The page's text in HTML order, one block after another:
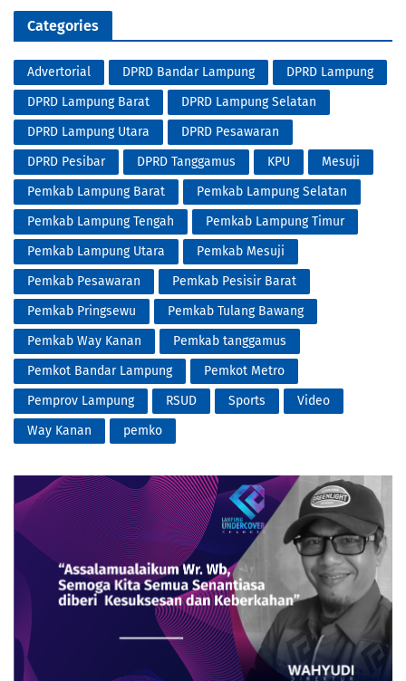
Categories
Advertorial DPRD Bandar Lampung
DPRD Lampung
DPRD Lampung Barat
DPRD Lampung Selatan
DPRD Lampung Utara
DPRD Pesawaran
DPRD Pesibar
DPRD Tanggamus KPU
Mesuji
Pemkab Lampung Barat
Pemkab Lampung Selatan
Pemkab Lampung Tengah
Pemkab Lampung Timur
Pemkab Lampung Utara
Pemkab Mesuji
Pemkab Pesawaran
Pemkab Pesisir Barat
Pemkab Pringsewu
Pemkab Tulang Bawang
Pemkab Way Kanan
Pemkab tanggamus
Pemkot Bandar Lampung
Pemkot Metro
Pemprov Lampung
RSUD Sports
Video
Way Kanan
pemko